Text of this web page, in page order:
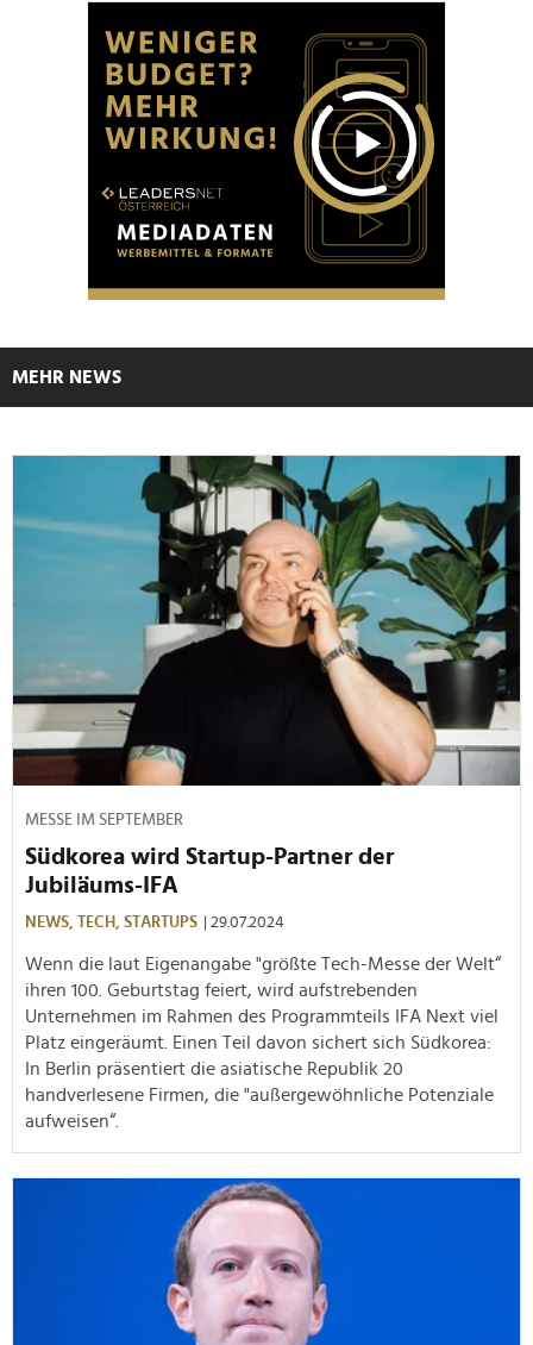
MEHR NEWS
MESSE IM SEPTEMBER
Südkorea wird Startup-Partner der
Jubiläums-IFA
NEWS, TECH, STARTUPS | 29.07.2024
Wenn die laut Eigenangabe "größte Tech-Messe der Welt“
ihren 100. Geburtstag feiert, wird aufstrebenden
Unternehmen im Rahmen des Programmteils IFA Next viel
Platz eingeräumt. Einen Teil davon sichert sich Südkorea:
In Berlin präsentiert die asiatische Republik 20
handverlesene Firmen, die "außergewöhnliche Potenziale
aufweisen“.